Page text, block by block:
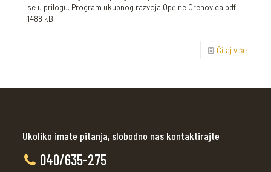
se u prilogu. Program ukupnog razvoja Općine Orehovica.pdf
1488 kB
Čitaj više
Ukoliko imate pitanja, slobodno nas kontaktirajte
040/635-275